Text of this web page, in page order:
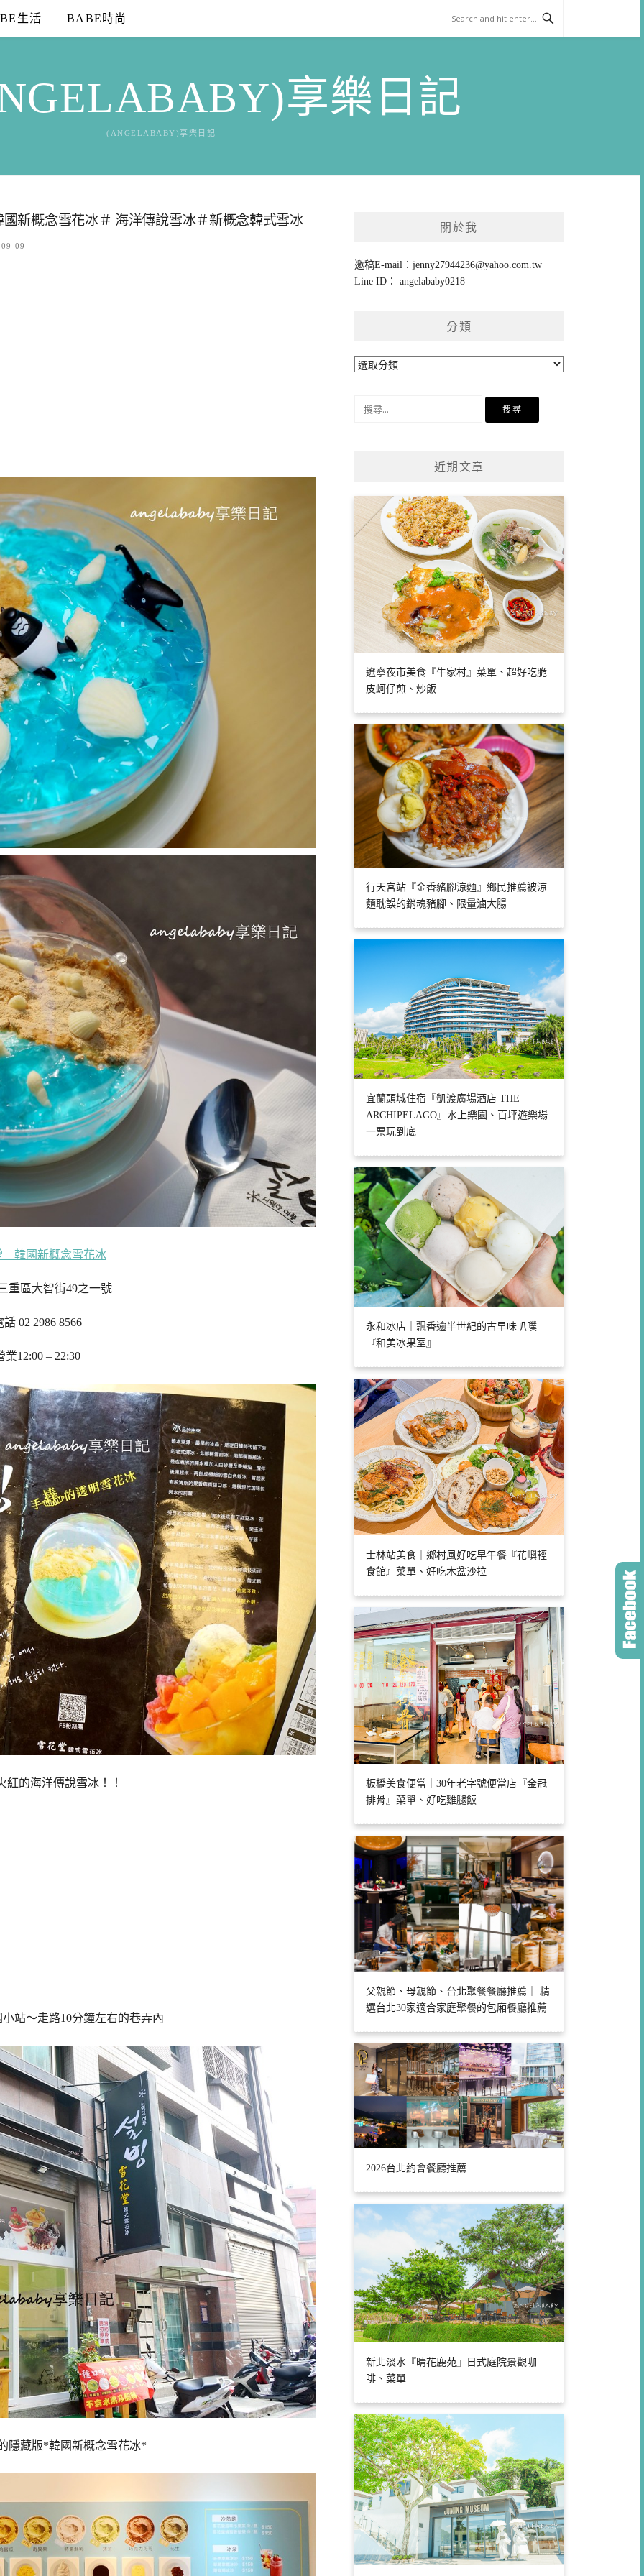
生活 BABE時尚
享樂日記
(ANGELABABY)享樂日記
新概念雪花冰＃ 海洋傳說雪冰＃新概念韓式雪冰
09
– 韓國新概念雪花冰
重區大智街49之一號
話 02 2986 8566
業12:00 – 22:30
紅的海洋傳說雪冰！！
站～走路10分鐘左右的巷弄內
隱藏版*韓國新概念雪花冰*
關於我
邀稿E-mail：jenny27944236@yahoo.com.tw
Line ID： angelababy0218
分類
分
近期文章
遼寧夜市美食『牛家村』菜單、超好吃脆
皮蚵仔煎、炒飯
行天宮站『金香豬腳涼麵』鄉民推薦被涼
麵耽誤的銷魂豬腳、限量滷大腸
宜蘭頭城住宿『凱渡廣場酒店 THE
ARCHIPELAGO』水上樂園、百坪遊樂場
一票玩到底
永和冰店｜飄香逾半世紀的古早味叭噗
『和美冰果室』
士林站美食｜鄉村風好吃早午餐『花嶼輕
食館』菜單、好吃木盆沙拉
板橋美食便當｜30年老字號便當店『金冠
排骨』菜單、好吃雞腿飯
父親節、母親節、台北聚餐餐廳推薦｜ 精
選台北30家適合家庭聚餐的包廂餐廳推薦
2026台北約會餐廳推薦
新北淡水『晴花鹿苑』日式庭院景觀咖
啡、菜單